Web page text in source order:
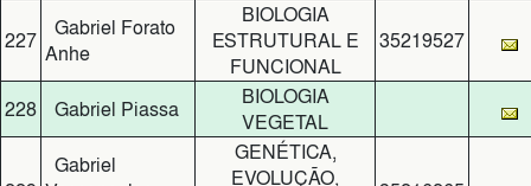
227
Gabriel Forato
Anhe
BIOLOGIA
ESTRUTURAL E
FUNCIONAL
35219527
228 Gabriel Piassa
BIOLOGIA
VEGETAL
Gabriel
GENÉTICA,
EVOLUÇÃO,